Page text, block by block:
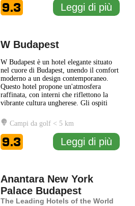
preservando dettagli
... Leggi di più
9.3 Leggi di più
W Budapest
W Budapest è un hotel elegante situato
nel cuore di Budapest, unendo il comfort
moderno a un design contemporaneo.
Questo hotel propone un'atmosfera
raffinata, con interni che riflettono la
vibrante cultura ungherese. Gli ospiti
dotate di servizi all’avanguardia e una
cura attenta ai dettagli. Il ristorante
dell’hotel offre una varietà di piatti che
esaltano
... Leggi di più
Campi da golf < 5 km
9.3 Leggi di più
Anantara New York
Palace Budapest
The Leading Hotels of the World